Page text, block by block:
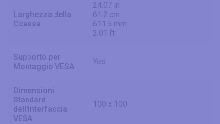
Larghezza della
Ccassa
24.07 in
61.2 cm
611.5 mm
2.01 ft
Supporto per
Montaggio VESA
Yes
Dimensioni
Standard
dell'interfaccia
VESA
100 x 100